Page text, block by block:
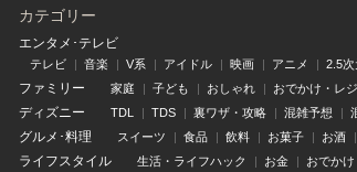
カテゴリー
エンタメ･テレビ
テレビ 音楽 V系 アイドル 映画 アニメ 2.5
ファミリー 家庭 子ども おしゃれ おでかけ・レ
ディズニー TDL TDS 裏ワザ・攻略 混雑予想
グルメ･料理 スイーツ 食品 飲料 お菓子 お酒
ライフスタイル 生活・ライフハック お金 おでかけ